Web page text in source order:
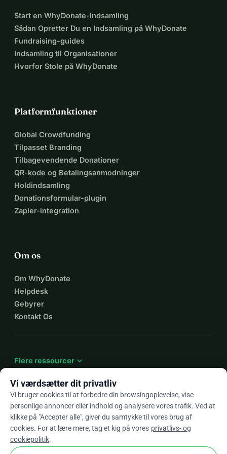
Start en WhyDonate-indsamling
Sådan Opretter Du en Indsamling på WhyDonate
Fundraising-guides
Indsamling til Organisationer
Hvorfor Stole på WhyDonate
Platformfunktioner
Global Crowdfunding
Tilpasset Branding
Tilbagevendende Donationer
QR-kode og Betalingsanmodninger
Holdindsamling
Donationsformular-plugin
Zapier-integration
Om os
Om WhyDonate
Helpdesk
Gebyrer
Kontakt Os
Flere ressourcer expand_more
Daarrow_drop_down
★★★★★4,9 / 5 baseret på 500+ anmeldelser
Vi værdsætter dit privatliv
Vi bruger cookies til at forbedre din browsingoplevelse, vise
personlige annoncer eller indhold og analysere vores trafik. Ved at
klikke på "Accepter alle", giver du samtykke til vores brug af
cookies. For at lære mere, tag et kig på vores privatlivs- og
cookiepolitik.